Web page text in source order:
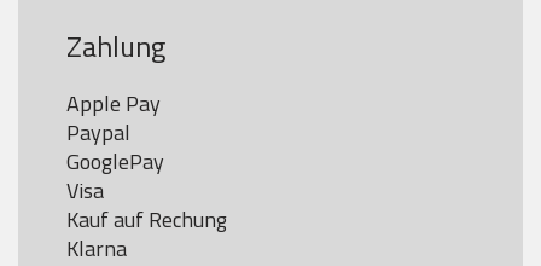
Zahlung
Apple Pay
Paypal
GooglePay
Visa
Kauf auf Rechung
Klarna